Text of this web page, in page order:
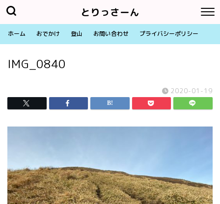
とりっさーん
ホーム おでかけ 登山 お問い合わせ プライバシーポリシー
IMG_0840
2020-01-19